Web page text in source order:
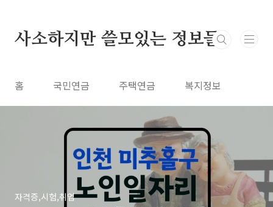
사소하지만 쓸모있는 정보들
홈 국민연금 주택연금 복지정보
자격증,시험,취업